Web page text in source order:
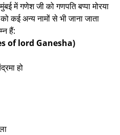
में गणेश जी को गणपति बप्पा मोरया
कई अन्य नामों से भी जाना जाता
हैं:
of lord Ganesha)
हो